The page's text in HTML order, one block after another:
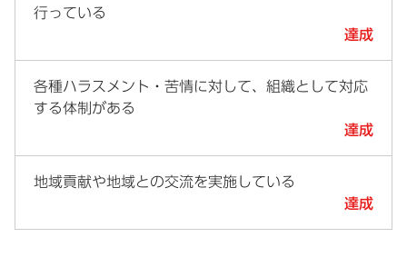
行っている
達成
各種ハラスメント・苦情に対して、組織として対応
する体制がある
達成
地域貢献や地域との交流を実施している
達成